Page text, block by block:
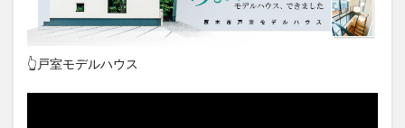
👆戸室モデルハウス